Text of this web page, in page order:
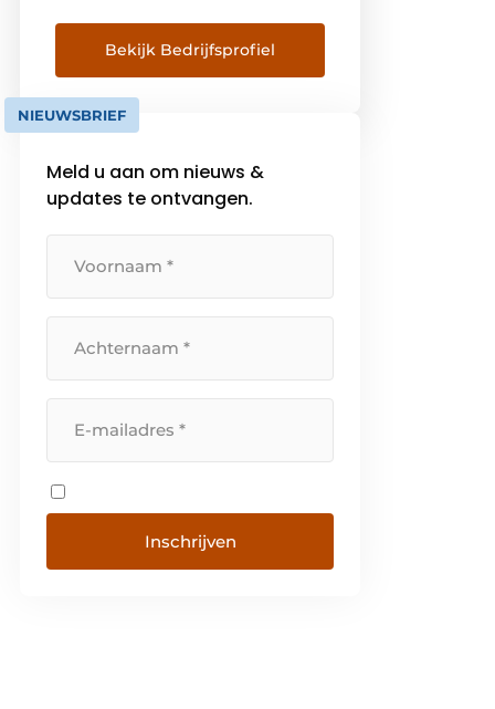
hoofdkantoor, gevestigd in
Montfoort, bedenken wij samen
met u een passende oplossing
voor al uw huisvestingsvragen.
Om snelheid met kwaliteit te
huisvesting in de fabriek, plaatst
deze […]
Bekijk Bedrijfsprofiel
NIEUWSBRIEF
Meld u aan om nieuws &
updates te ontvangen.